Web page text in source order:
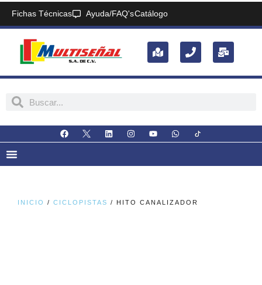
Fichas Técnicas Ayuda/FAQ'sCatálogo
INICIO / CICLOPISTAS / HITO CANALIZADOR